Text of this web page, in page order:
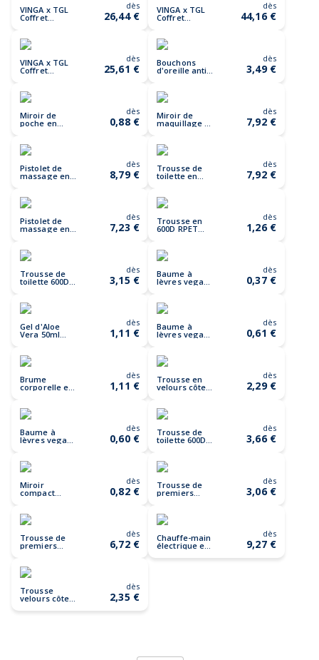
VINGA x TGL
Coffret
dès
26,44 € VINGA x TGL
Coffret
corporels
dès
44,16 €
VINGA x TGL
Coffret
mains
dès
25,61 € Bouchons
d'oreille anti-
dès
3,49 €
Miroir de
poche en
Reflecta
dès
0,88 € Miroir de
maquillage à
recyclé RCS
Lumora
dès
7,92 €
Pistolet de
massage en
Revix
dès
8,79 € Trousse de
toilette en
dès
7,92 €
Pistolet de
massage en
dès
7,23 € Trousse en
600D RPET
dès
1,26 €
Trousse de
toilette 600D
dès
3,15 € Baume à
lèvres vegan
dès
0,37 €
Gel d'Aloe
Vera 50ml
dès
1,11 € Baume à
lèvres vegan
dès
0,61 €
Brume
corporelle en
dès
1,11 € Trousse en
velours côtelé
dès
2,29 €
Baume à
lèvres vegan
dès
0,60 € Trousse de
toilette 600D
dès
3,66 €
Miroir
compact
dès
0,82 € Trousse de
premiers
dès
3,06 €
Trousse de
premiers
dès
6,72 € Chauffe-main
électrique en
dès
9,27 €
Trousse
velours côtelé
dès
2,35 €